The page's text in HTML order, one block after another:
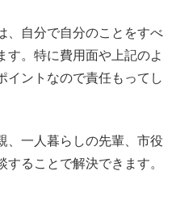
、自分で自分のことをすべ
す。特に費用面や上記のよ
イントなので責任もってし
、一人暮らしの先輩、市役
ることで解決できます。